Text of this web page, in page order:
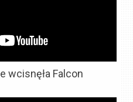
wcisnęła Falcon